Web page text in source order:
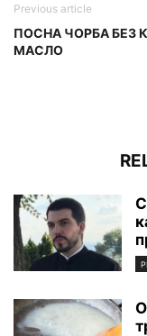
Previous article
ПОСНА ЧОРБА БЕЗ
МАСЛО